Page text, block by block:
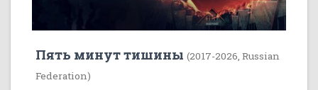
Пять минут тишины (2017-2026, Russian
Federation)